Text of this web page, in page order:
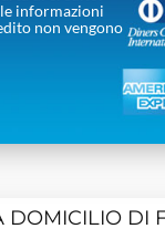
informazioni
non vengono
DOMICILIO DI